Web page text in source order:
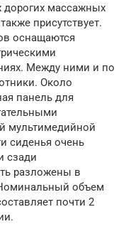
дорогих массажных
присутствует.
оснащаются
Между ними и по
Около
панель для
мультимедийной
сиденья очень
сзади
разложены в
объем
почти 2